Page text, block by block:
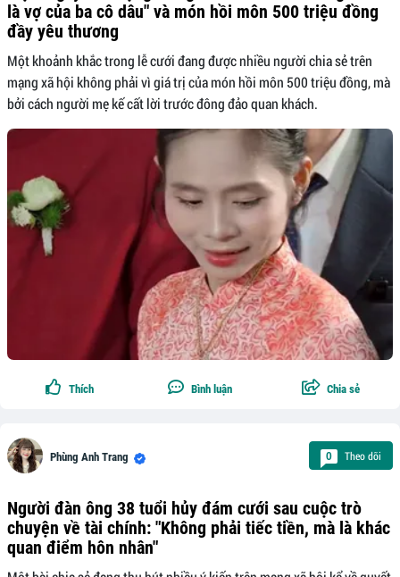
là vợ của ba cô dâu" và món hồi môn 500 triệu đồng
đầy yêu thương
Một khoảnh khắc trong lễ cưới đang được nhiều người chia sẻ trên
mạng xã hội không phải vì giá trị của món hồi môn 500 triệu đồng, mà
bởi cách người mẹ kế cất lời trước đông đảo quan khách.
Thích Bình luận Chia sẻ
Phùng Anh Trang 0 Theo dõi
Người đàn ông 38 tuổi hủy đám cưới sau cuộc trò
chuyện về tài chính: "Không phải tiếc tiền, mà là khác
quan điểm hôn nhân"